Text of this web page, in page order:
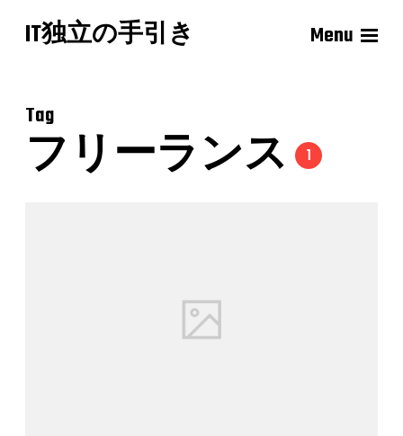
IT独立の手引き Menu
Tag
フリーランス 1